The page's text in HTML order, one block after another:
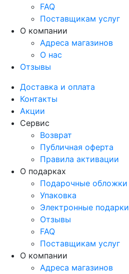
FAQ
Поставщикам услуг
О компании
Адреса магазинов
О нас
Отзывы
Доставка и оплата
Контакты
Акции
Сервис
Возврат
Публичная оферта
Правила активации
О подарках
Подарочные обложки
Упаковка
Электронные подарки
Отзывы
FAQ
Поставщикам услуг
О компании
Адреса магазинов